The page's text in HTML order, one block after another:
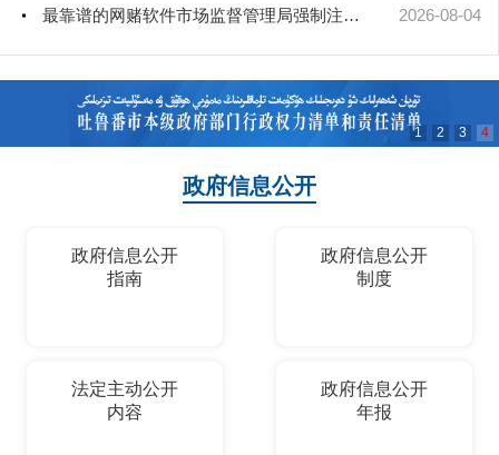
最靠谱的网赌软件市场监督管理局强制注销公司登记决定送达公告 2026-08-04
1 2 3 4
政府信息公开
政府信息公开
指南
政府信息公开
制度
法定主动公开
内容
政府信息公开
年报